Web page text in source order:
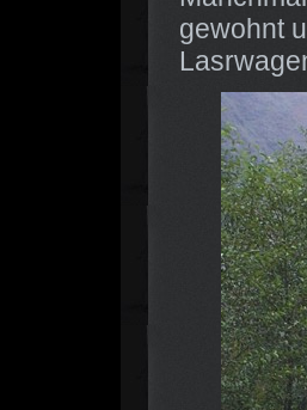
gewohnt